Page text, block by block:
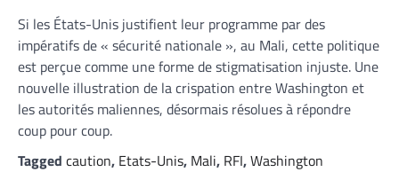
Si les États-Unis justifient leur programme par des
impératifs de « sécurité nationale », au Mali, cette politique
est perçue comme une forme de stigmatisation injuste. Une
nouvelle illustration de la crispation entre Washington et
les autorités maliennes, désormais résolues à répondre
coup pour coup.
Tagged caution, Etats-Unis, Mali, RFI,Washington